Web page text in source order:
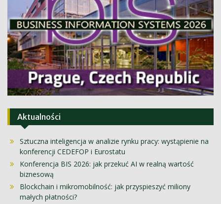
Aktualności
Sztuczna inteligencja w analizie rynku pracy: wystąpienie na
konferencji CEDEFOP i Eurostatu
Konferencja BIS 2026: jak przekuć AI w realną wartość
biznesową
Blockchain i mikromobilność: jak przyspieszyć miliony
małych płatności?